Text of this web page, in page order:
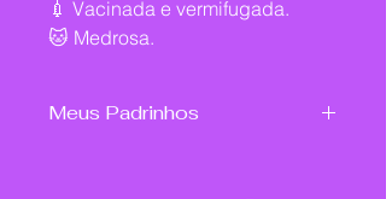
💉 Vacinada e vermifugada.
🐱 Medrosa.
Meus Padrinhos